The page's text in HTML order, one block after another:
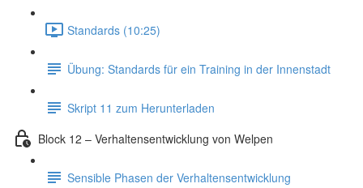
Standards (10:25)
Übung: Standards für ein Training in der Innenstadt
Skript 11 zum Herunterladen
Block 12 – Verhaltensentwicklung von Welpen
Sensible Phasen der Verhaltensentwicklung